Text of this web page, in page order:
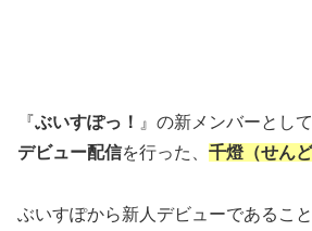
『ぶいすぽっ！ 』の新メンバーとして
デビュー配信を行った、 千燈（せん
ぶいすぽから新人デビューであるこ